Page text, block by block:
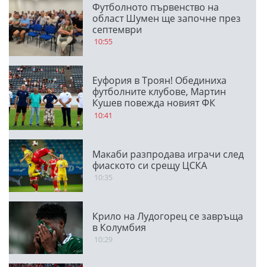
Футболното първенство на
област Шумен ще започне през
септември
10:55
Еуфория в Троян! Обединиха
футболните клубове, Мартин
Кушев повежда новият ФК
Чавдар
10:41
Макаби разпродава играчи след
фиаското си срещу ЦСКА
10:35
Крило на Лудогорец се завръща
в Колумбия
10:29